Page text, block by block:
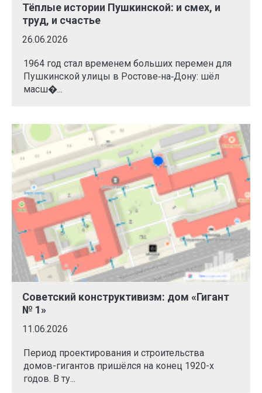
Тёплые истории Пушкинской: и смех, и
труд, и счастье
26.06.2026
1964 год стал временем больших перемен для
Пушкинской улицы в Ростове‑на‑Дону: шёл
масш�...
Советский конструктивизм: дом «Гигант
№ 1»
11.06.2026
Период проектирования и строительства
домов-гигантов пришёлся на конец 1920-х
годов. В ту...